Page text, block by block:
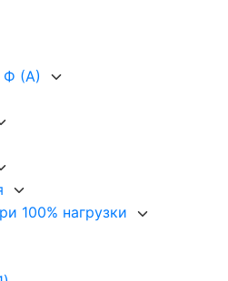
Ф (А)
100% нагрузки